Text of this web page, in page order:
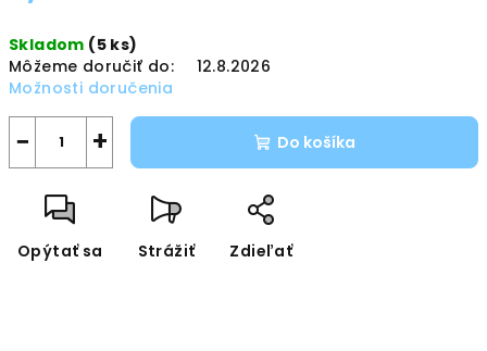
cena:
Skladom (5 ks)
Môžeme doručiť do:
12.8.2026
Možnosti doručenia
+
− Do košíka
Opýtať sa Strážiť Zdieľať